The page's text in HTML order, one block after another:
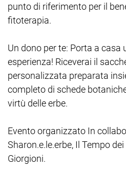
punto di riferimento per il
fitoterapia.
Un dono per te: Porta a casa
esperienza! Riceverai il
personalizzata preparata
completo di schede
virtù delle erbe.
Evento organizzato In
Sharon.e.le.erbe, Il Tempo
Giorgioni.